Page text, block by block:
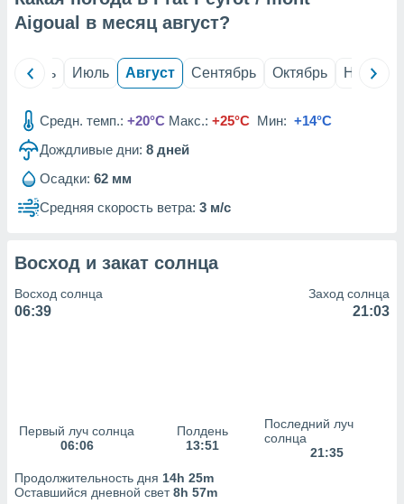
наших 1199
Aigoual в месяц август?
Июнь Июль Август Сентябрь Октябрь Ноябрь
Средн. темп.: +20°C Макс.: +25°C Мин: +14°C
Дождливые дни: 8 дней
Осадки: 62 мм
Средняя скорость ветра: 3 м/с
Восход и закат солнца
Восход солнца
06:39
Заход солнца
21:03
Первый луч солнца
06:06
Полдень
13:51
Последний луч
солнца
21:35
Продолжительность дня 14h 25m
Оставшийся дневной свет8h 57m